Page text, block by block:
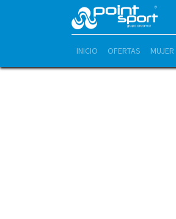
INICIO OFERTAS MUJER